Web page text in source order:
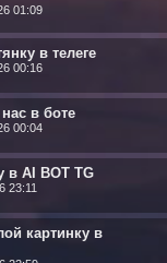
01:09
в телеге
00:16
в боте
00:04
в AI BOT TG
23:11
картинку в